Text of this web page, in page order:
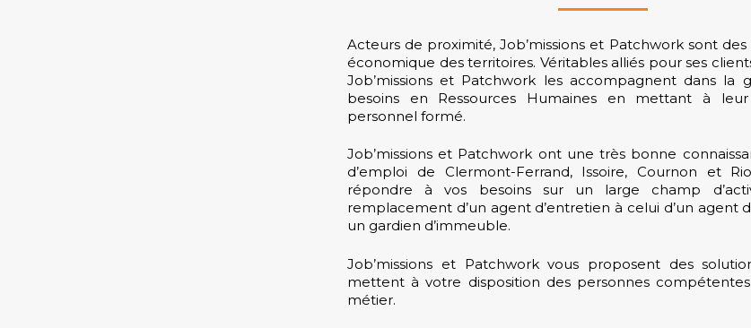
Acteurs de proximité, Job’missions et Patchwork sont des
économique des territoires. Véritables alliés pour ses
Job’missions et Patchwork les accompagnent dans la
besoins en Ressources Humaines en mettant à
personnel formé.
Job’missions et Patchwork ont une très bonne
d’emploi de Clermont-Ferrand, Issoire, Cournon et
répondre à vos besoins sur un large champ
remplacement d’un agent d’entretien à celui d’un agent
un gardien d’immeuble.
Job’missions et Patchwork vous proposent des
mettent à votre disposition des personnes
métier.